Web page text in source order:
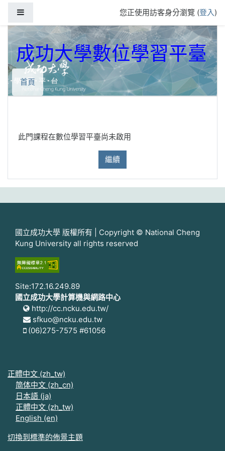
您正使用訪客身分瀏覽 (登入)
成功大學數位學習平臺
首頁
此門課程在數位學習平臺尚未啟用
繼續
國立成功大學 版權所有 | Copyright © National Cheng
Kung University all rights reserved
Site:172.16.249.89
國立成功大學計算機與網路中心
http://cc.ncku.edu.tw/
sfkuo@ncku.edu.tw
(06)275-7575 #61056
正體中文 ‎(zh_tw)‎
简体中文 ‎(zh_cn)‎
日本語 ‎(ja)‎
正體中文 ‎(zh_tw)‎
English ‎(en)‎
切換到標準的佈景主題